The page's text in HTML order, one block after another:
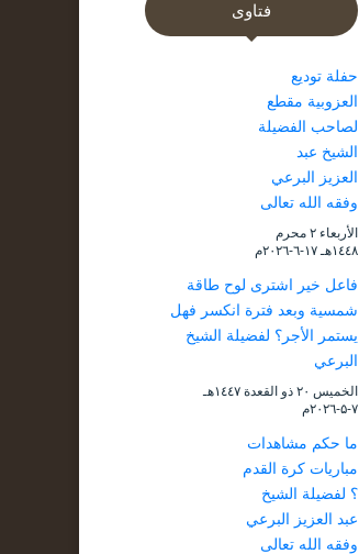
فتاوى
حفلة توديع
العزوبية مقطع
لصاحب الفضيلة
الشيخ عبد
العزيز البرعي
وفقه الله تعالى
الأربعاء ۲ محرم
۱٤٤۸هـ ۱۷-٦-۲۰۲٦م
فاعل خير اشترى لوح طاقة
شمسية وبعد فترة انكسر فهل
يستمر الأجر؟ لفضيلة الشيخ
البرعي
الخميس ۲۰ ذو القعدة ۱٤٤۷هـ
۷-۵-۲۰۲٦م
ما حكم مشاهدات
مباريات كرة القدم
؟ لفضيلة الشيخ
عبد العزيز البرعي
وفقه الله تعالى